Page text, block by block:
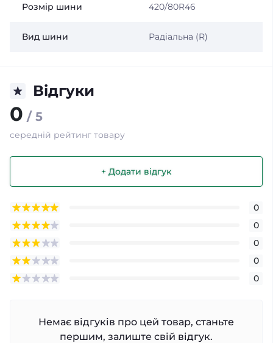
Розмір шини 420/80R46
Вид шини Радіальна (R)
Відгуки
0 / 5
середній рейтинг товару
+ Додати відгук
0
0
0
0
0
Немає відгуків про цей товар, станьте
першим, залиште свій відгук.